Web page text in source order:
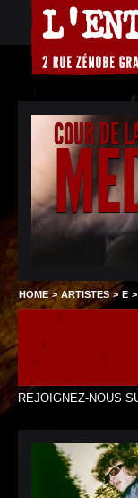
COUR DE
HOME >ARTISTES>E >
REJOIGNEZ-NOUS